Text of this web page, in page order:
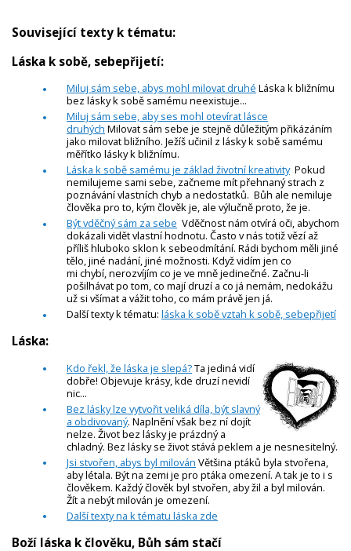
Související texty k tématu:
Láska k sobě, sebepřijetí:
Miluj sám sebe, abys mohl milovat druhé Láska k bližnímu
bez lásky k sobě samému neexistuje...
Miluj sám sebe, aby ses mohl otevírat lásce
druhých Milovat sám sebe je stejně důležitým přikázáním
jako milovat bližního. Ježíš učinil z lásky k sobě samému
měřítko lásky k bližnímu.
Láska k sobě samému je základ životní kreativityPokud
nemilujeme sami sebe, začneme mít přehnaný strach z
poznávání vlastních chyb a nedostatků. Bůh ale nemiluje
člověka pro to, kým člověk je, ale výlučně proto, že je.
Být vděčný sám za sebe Vděčnost nám otvírá oči, abychom
dokázali vidět vlastní hodnotu. Často v nás totiž vězí až
příliš hluboko sklon k sebeodmítání. Rádi bychom měli jiné
tělo, jiné nadání, jiné možnosti. Když vidím jen co
mi chybí, nerozvíjím co je ve mně jedinečné. Začnu-li
pošilhávat po tom, co mají druzí a co já nemám, nedokážu
už si všímat a vážit toho, co mám právě jen já.
Další texty k tématu: láska k sobě vztah k sobě, sebepřijetí
Láska:
Kdo řekl, že láska je slepá?Ta jediná vidí
dobře! Objevuje krásy, kde druzí nevidí
nic...
Bez lásky lze vytvořit veliká díla, být slavný
a obdivovaný. Naplnění však bez ní dojít
nelze. Život bez lásky je prázdný a
chladný. Bez lásky se život stává peklem a je nesnesitelný.
Jsi stvořen, abys byl milován Většina ptáků byla stvořena,
aby létala. Být na zemi je pro ptáka omezení. A tak je to i s
člověkem. Každý člověk byl stvořen, aby žil a byl milován.
Žít a nebýt milován je omezení.
Další texty na k tématu láska zde
Boží láska k člověku, Bůh sám stačí